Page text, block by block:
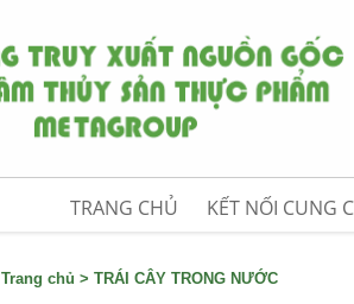
TRANG CHỦ KẾT NỐI CUNG
Trang chủ > TRÁI CÂY TRONG NƯỚC